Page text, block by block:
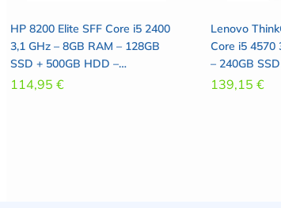
HP 8200 Elite SFF Core i5 2400
3,1 GHz – 8GB RAM – 128GB
SSD + 500GB HDD –
WINDOWS 10 PRO
114,95 €
Lenovo
Core i5 4570
– 240GB
PRO
139,15 €